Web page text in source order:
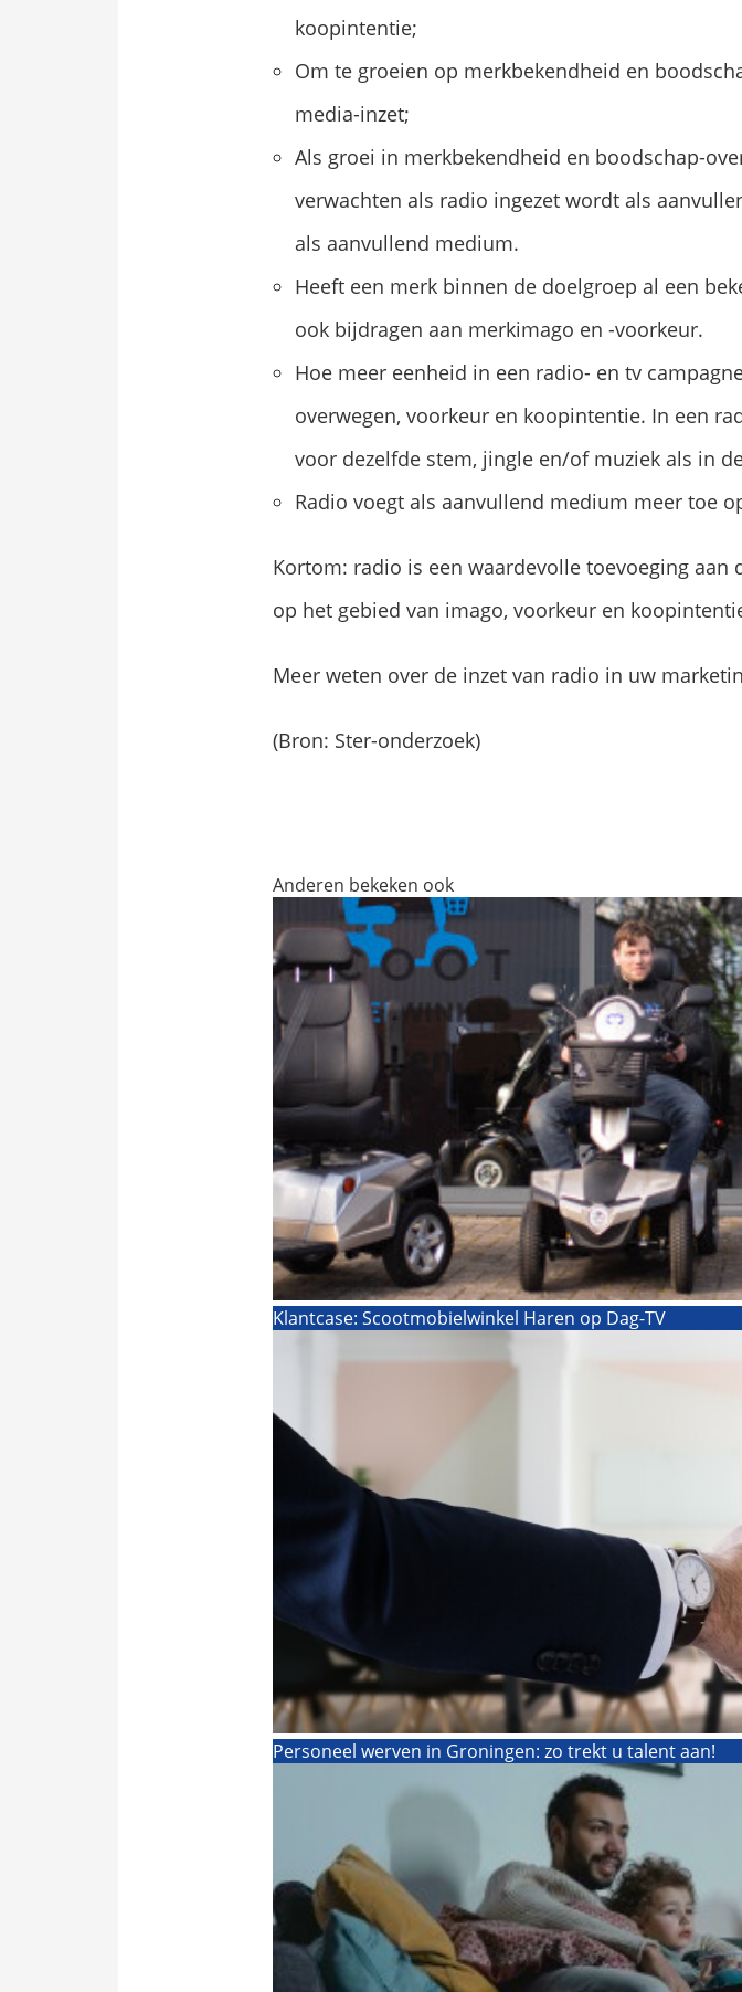
koopintentie;
Om te groeien op merkbekendheid en
media-inzet;
Als groei in merkbekendheid en boodschap-
verwachten als radio ingezet wordt als
als aanvullend medium.
Heeft een merk binnen de doelgroep al een
ook bijdragen aan merkimago en -voorkeur.
Hoe meer eenheid in een radio- en tv
overwegen, voorkeur en koopintentie. In een
voor dezelfde stem, jingle en/of muziek als in
Radio voegt als aanvullend medium meer toe
Kortom: radio is een waardevolle toevoeging
op het gebied van imago, voorkeur en
Meer weten over de inzet van radio in uw
(Bron: Ster-onderzoek)
Anderen bekeken ook
Klantcase: Scootmobielwinkel Haren op Dag-TV
Personeel werven in Groningen: zo trekt u talent aan!